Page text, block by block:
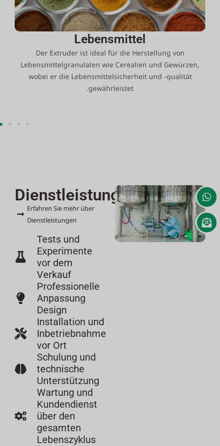
Lebensmittel
Der Extruder ist ideal für die Herstellung von
Lebensmittelgranulaten wie Cerealien und Gewürzen,
wobei er die Lebensmittelsicherheit und -qualität
gewährleistet.
Dienstleistungen
Erfahren Sie mehr über
Dienstleistungen
Tests und
Experimente
vor dem
Verkauf
Professionelle
Anpassung
Design
Installation und
Inbetriebnahme
vor Ort
Schulung und
technische
Unterstützung
Wartung und
Kundendienst
über den
gesamten
Lebenszyklus